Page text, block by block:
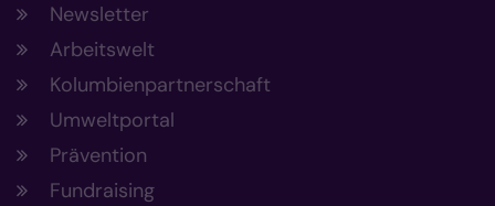
Newsletter
Arbeitswelt
Kolumbienpartnerschaft
Umweltportal
Prävention
Fundraising